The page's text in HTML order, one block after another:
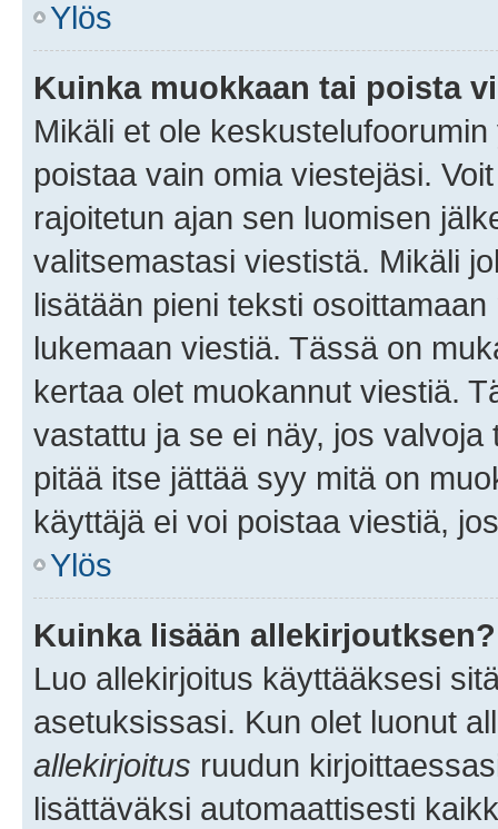
Ylös
Kuinka muokkaan tai poista
Mikäli et ole
poistaa vain omia viestejäsi.
rajoitetun ajan sen luomisen
valitsemastasi viestistä. Mikäli
lisätään pieni teksti
lukemaan viestiä. Tässä on
kertaa olet muokannut viestiä.
vastattu ja se ei näy, jos
pitää itse jättää syy mitä on
käyttäjä ei voi poistaa viestiä,
Ylös
Kuinka lisään allekirjoutksen?
Luo allekirjoitus käyttääksesi
asetuksissasi. Kun olet luonut
allekirjoitus ruudun
lisättäväksi automaattisesti